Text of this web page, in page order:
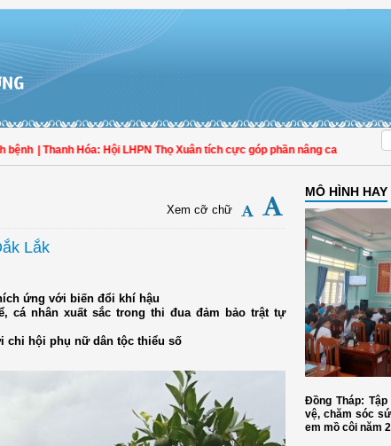
| Thanh Hóa: Hội LHPN Thọ Xuân tích cực góp phần nâng cao tỷ lệ người
Xem cỡ chữ
Lắk
ứng với biến đổi khí hậu
cá nhân xuất sắc trong thi đua đảm bảo trật tự
chi hội phụ nữ dân tộc thiểu số
MÔ HÌNH HAY
Đồng Tháp:
vệ, chăm sóc
em mồ côi năm